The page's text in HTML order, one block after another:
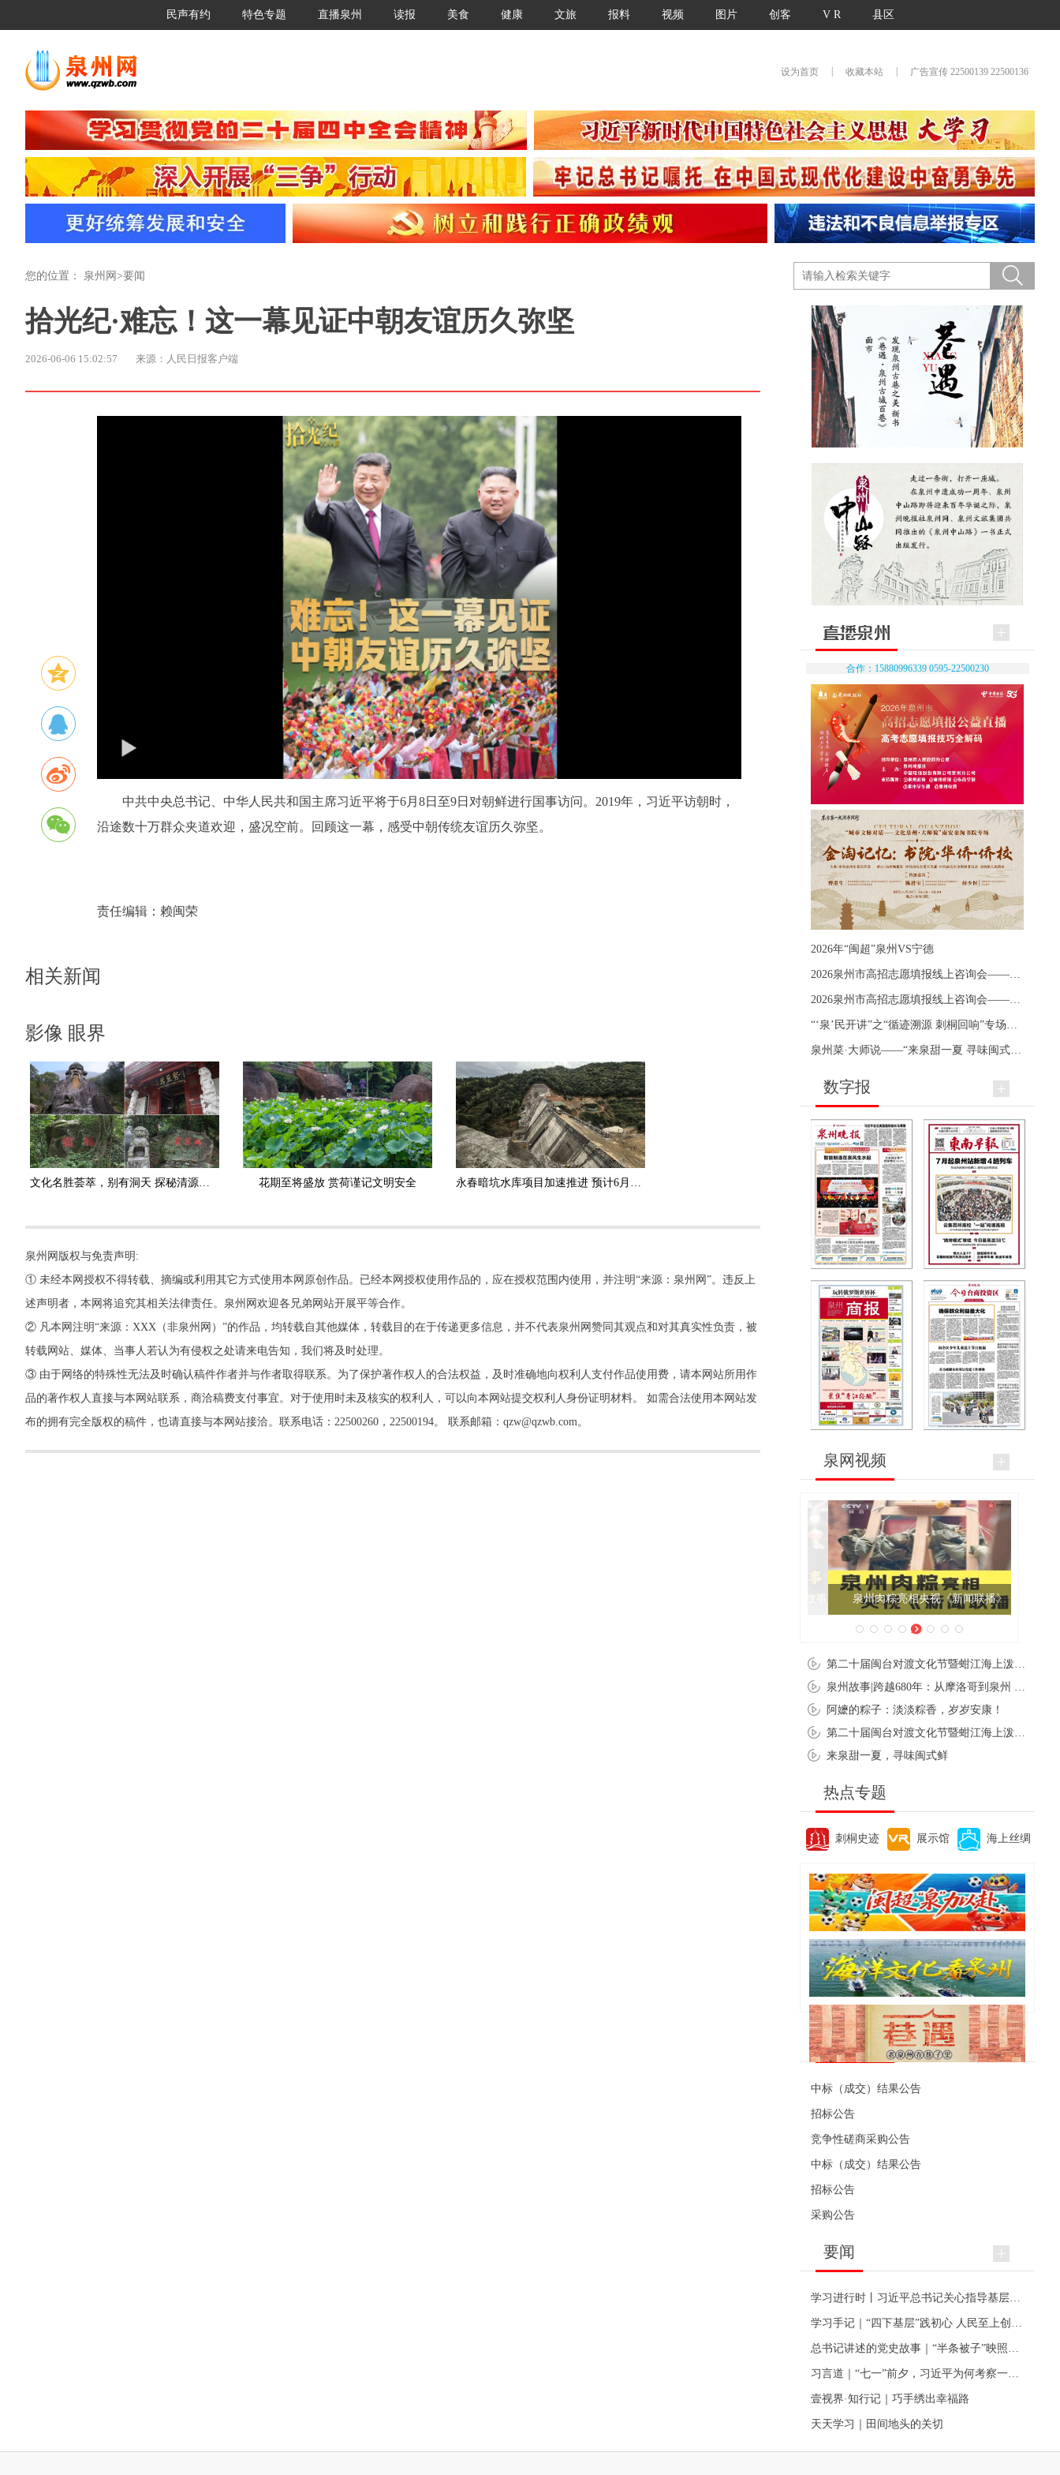
民声有约 特色专题 直播泉州 读报 美食 健康 文旅 报料 视频 图片 创客 V R 县区
设为首页 收藏本站 广告宣传 22500139 22500136
您的位置： 泉州网 >要闻
拾光纪·难忘！这一幕见证中朝友谊历久弥坚
2026-06-06 15:02:57 来源：人民日报客户端
中共中央总书记、中华人民共和国主席习近平将于6月8日至9日对朝鲜进行国事访问。2019年，习近平访朝时，
沿途数十万群众夹道欢迎，盛况空前。回顾这一幕，感受中朝传统友谊历久弥坚。
责任编辑： 赖闽荣
相关新闻
影像 眼界
花期至将盛放 赏荷谨记文明安全
泉州网版权与免责声明:
① 未经本网授权不得转载、摘编或利用其它方式使用本网原创作品。已经本网授权使用作品的，应在授权范围内使用，并注明“来源：泉州网”。违反上
述声明者，本网将追究其相关法律责任。泉州网欢迎各兄弟网站开展平等合作。
② 凡本网注明“来源：XXX（非泉州网）”的作品，均转载自其他媒体，转载目的在于传递更多信息，并不代表泉州网赞同其观点和对其真实性负责，被
转载网站、媒体、当事人若认为有侵权之处请来电告知，我们将及时处理。
③ 由于网络的特殊性无法及时确认稿件作者并与作者取得联系。为了保护著作权人的合法权益，及时准确地向权利人支付作品使用费，请本网站所用作
品的著作权人直接与本网站联系，商洽稿费支付事宜。对于使用时未及核实的权利人，可以向本网站提交权利人身份证明材料。 如需合法使用本网站发
布的拥有完全版权的稿件，也请直接与本网站接洽。联系电话：22500260，22500194。 联系邮箱：qzw@qzwb.com。
合作：15880996339 0595-22500230
2026年“闽超”泉州VS宁德
数字报
泉网视频
泉州肉粽亮相央视《新闻联播》
阿嬷的粽子：淡淡粽香，岁岁安康！
来泉甜一夏，寻味闽式鲜
热点专题
刺桐史迹 展示馆 海上丝绸
便民资讯
中标（成交）结果公告
招标公告
竞争性磋商采购公告
中标（成交）结果公告
招标公告
采购公告
要闻
壹视界·知行记｜巧手绣出幸福路
天天学习｜田间地头的关切